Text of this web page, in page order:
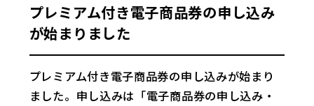
プレミアム付き電子商品券の申し込み
が始まりました
プレミアム付き電子商品券の申し込みが始まり
ました。申し込みは「電子商品券の申し込み・